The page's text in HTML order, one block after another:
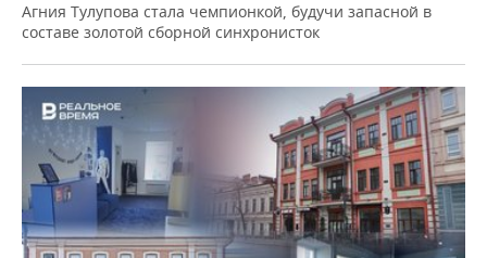
Агния Тулупова стала чемпионкой, будучи запасной в
составе золотой сборной синхронисток